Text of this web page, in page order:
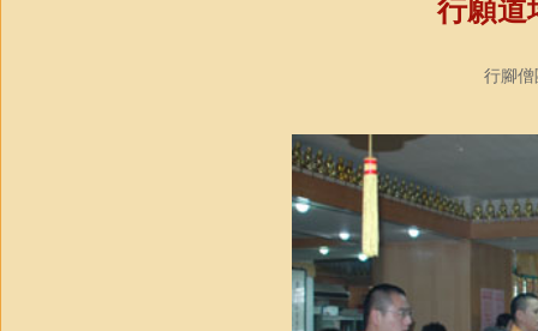
行願道
行腳僧